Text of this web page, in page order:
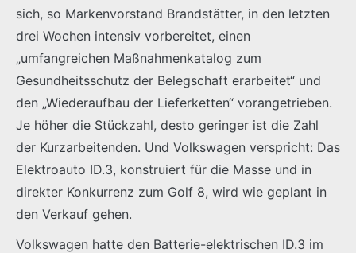
sich, so Markenvorstand Brandstätter, in den letzten
drei Wochen intensiv vorbereitet, einen
„umfangreichen Maßnahmenkatalog zum
Gesundheitsschutz der Belegschaft erarbeitet“ und
den „Wiederaufbau der Lieferketten“ vorangetrieben.
Je höher die Stückzahl, desto geringer ist die Zahl
der Kurzarbeitenden. Und Volkswagen verspricht: Das
Elektroauto ID.3, konstruiert für die Masse und in
direkter Konkurrenz zum Golf 8, wird wie geplant in
den Verkauf gehen.
Volkswagen hatte den Batterie-elektrischen ID.3 im